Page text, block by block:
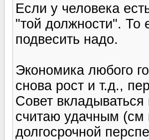
Если у человека
"той должности". То
подвесить надо.
Экономика любого
снова рост и т.д.,
Совет
считаю удачным (см
долгосрочной